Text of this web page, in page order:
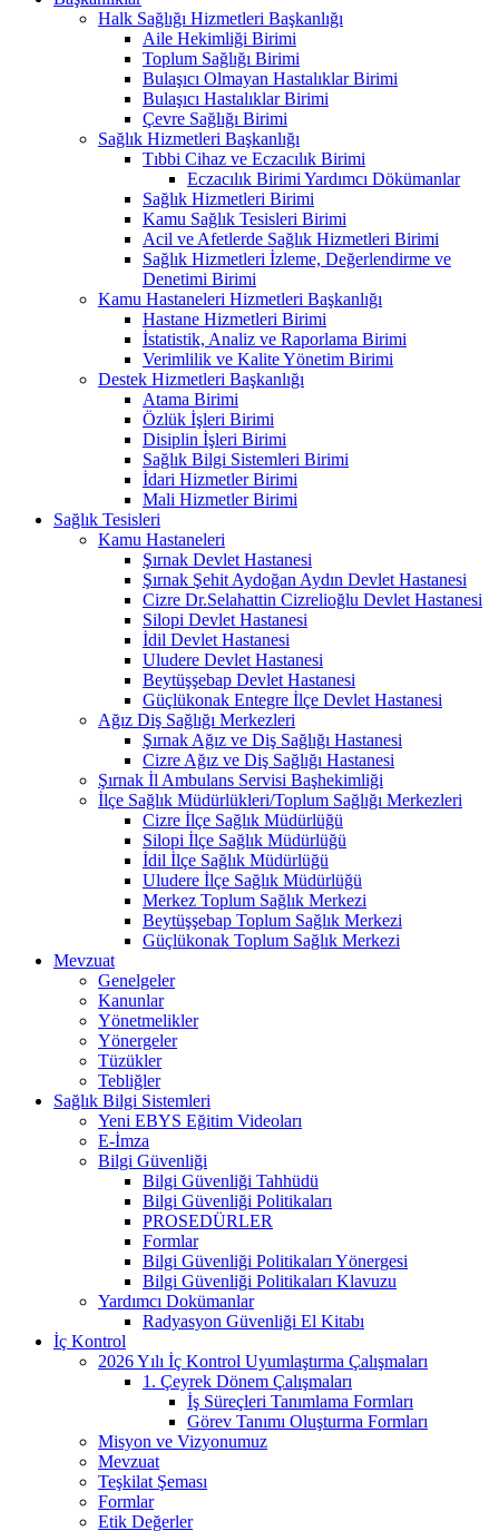
Halk Sağlığı Hizmetleri Başkanlığı
Aile Hekimliği Birimi
Toplum Sağlığı Birimi
Bulaşıcı Olmayan Hastalıklar Birimi
Bulaşıcı Hastalıklar Birimi
Çevre Sağlığı Birimi
Sağlık Hizmetleri Başkanlığı
Tıbbi Cihaz ve Eczacılık Birimi
Eczacılık Birimi Yardımcı Dökümanlar
Sağlık Hizmetleri Birimi
Kamu Sağlık Tesisleri Birimi
Acil ve Afetlerde Sağlık Hizmetleri Birimi
Sağlık Hizmetleri İzleme, Değerlendirme ve
Denetimi Birimi
Kamu Hastaneleri Hizmetleri Başkanlığı
Hastane Hizmetleri Birimi
İstatistik, Analiz ve Raporlama Birimi
Verimlilik ve Kalite Yönetim Birimi
Destek Hizmetleri Başkanlığı
Atama Birimi
Özlük İşleri Birimi
Disiplin İşleri Birimi
Sağlık Bilgi Sistemleri Birimi
İdari Hizmetler Birimi
Mali Hizmetler Birimi
Sağlık Tesisleri
Kamu Hastaneleri
Şırnak Devlet Hastanesi
Şırnak Şehit Aydoğan Aydın Devlet Hastanesi
Cizre Dr.Selahattin Cizrelioğlu Devlet Hastanesi
Silopi Devlet Hastanesi
İdil Devlet Hastanesi
Uludere Devlet Hastanesi
Beytüşşebap Devlet Hastanesi
Güçlükonak Entegre İlçe Devlet Hastanesi
Ağız Diş Sağlığı Merkezleri
Şırnak Ağız ve Diş Sağlığı Hastanesi
Cizre Ağız ve Diş Sağlığı Hastanesi
Şırnak İl Ambulans Servisi Başhekimliği
İlçe Sağlık Müdürlükleri/Toplum Sağlığı Merkezleri
Cizre İlçe Sağlık Müdürlüğü
Silopi İlçe Sağlık Müdürlüğü
İdil İlçe Sağlık Müdürlüğü
Uludere İlçe Sağlık Müdürlüğü
Merkez Toplum Sağlık Merkezi
Beytüşşebap Toplum Sağlık Merkezi
Güçlükonak Toplum Sağlık Merkezi
Mevzuat
Genelgeler
Kanunlar
Yönetmelikler
Yönergeler
Tüzükler
Tebliğler
Sağlık Bilgi Sistemleri
Yeni EBYS Eğitim Videoları
E-İmza
Bilgi Güvenliği
Bilgi Güvenliği Tahhüdü
Bilgi Güvenliği Politikaları
PROSEDÜRLER
Formlar
Bilgi Güvenliği Politikaları Yönergesi
Bilgi Güvenliği Politikaları Klavuzu
Yardımcı Dokümanlar
Radyasyon Güvenliği El Kitabı
İç Kontrol
2026 Yılı İç Kontrol Uyumlaştırma Çalışmaları
1. Çeyrek Dönem Çalışmaları
İş Süreçleri Tanımlama Formları
Görev Tanımı Oluşturma Formları
Misyon ve Vizyonumuz
Mevzuat
Teşkilat Şeması
Formlar
Etik Değerler